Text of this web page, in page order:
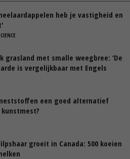
heb je vastigheid en
grasland met smalle weegbree: ‘De
is vergelijkbaar met Engels
een goed alternatief
groeit in Canada: 500 koeien